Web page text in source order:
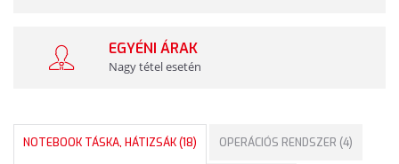
EGYÉNI ÁRAK
Nagy tétel esetén
NOTEBOOK TÁSKA, HÁTIZSÁK (18) OPERÁCIÓS RENDSZER (4)